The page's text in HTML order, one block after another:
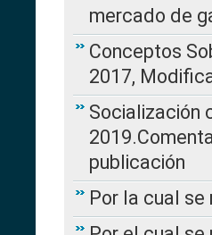
mercado de
Conceptos
2017,
Socialización
publicación
Por la cual se